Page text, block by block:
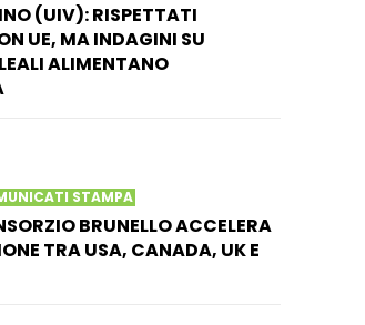
(UIV): RISPETTATI
UE, MA INDAGINI SU
ALIMENTANO
STAMPA
BRUNELLO ACCELERA
TRA USA, CANADA, UK E